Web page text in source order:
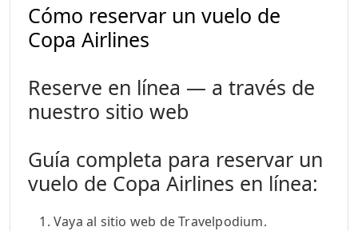
Cómo reservar un vuelo de
Copa Airlines
Reserve en línea — a través de
nuestro sitio web
Guía completa para reservar un
vuelo de Copa Airlines en línea:
Vaya al sitio web de Travelpodium.